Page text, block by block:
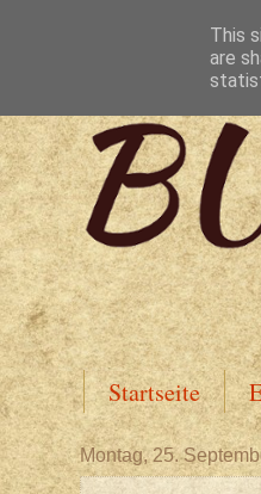
Startseite
Montag, 25.
This
are